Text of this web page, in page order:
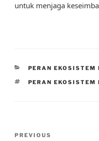
untuk menjaga
CATEGORIES
PERAN EKOSISTEM
TAGS
PERAN
Previous
PREVIOUS